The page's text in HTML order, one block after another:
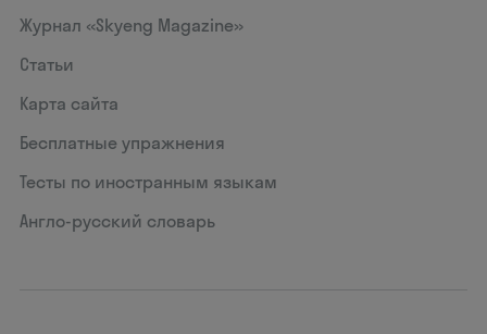
Журнал «Skyeng Magazine»
Статьи
Карта сайта
Бесплатные упражнения
Тесты по иностранным языкам
Англо-русский словарь